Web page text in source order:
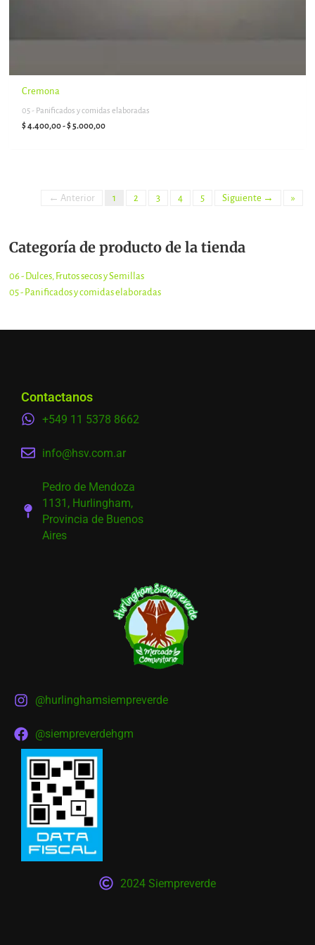
Cremona
05 - Panificados y comidas elaboradas
$4.400,00-$5.000,00
← Anterior 1 2 3 4 5 Siguiente → »
Categoría de producto de la tienda
06 - Dulces, Frutos secos y Semillas
05 - Panificados y comidas elaboradas
Contactanos
+549 11 5378 8662
info@hsv.com.ar
Pedro de Mendoza
1131, Hurlingham,
Provincia de Buenos
Aires
@hurlinghamsiempreverde
@siempreverdehgm
2024 Siempreverde